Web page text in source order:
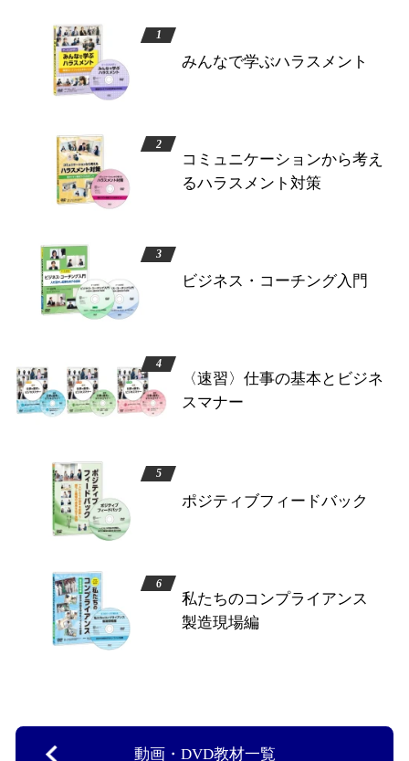
みんなで学ぶハラスメント
コミュニケーションから考え
るハラスメント対策
ビジネス・コーチング入門
〈速習〉仕事の基本とビジネ
スマナー
ポジティブフィードバック
私たちのコンプライアンス
製造現場編
動画・DVD教材一覧